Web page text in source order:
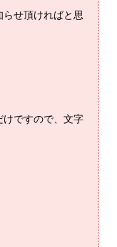
らせ頂ければと思
けですので、文字